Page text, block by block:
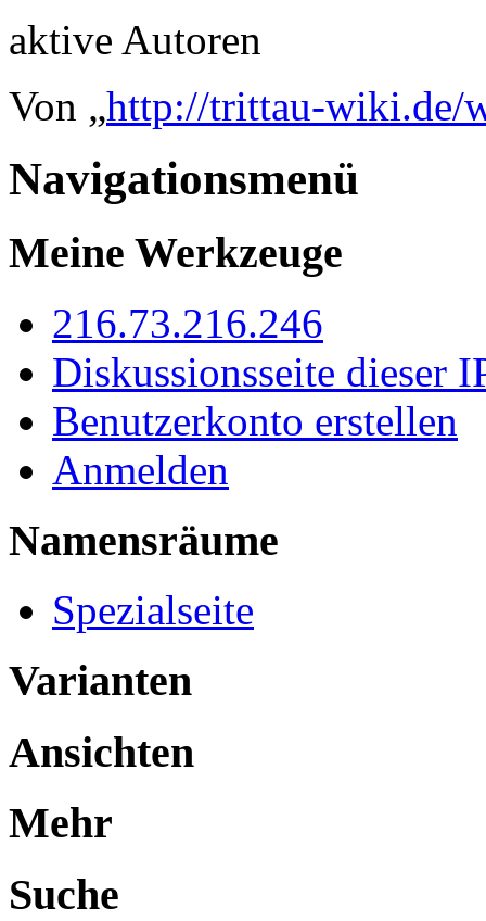
aktive Autoren
Von „http://trittau-wiki.de/
Navigationsmenü
Meine Werkzeuge
216.73.216.246
Diskussionsseite dieser
Benutzerkonto erstellen
Anmelden
Namensräume
Spezialseite
Varianten
Ansichten
Mehr
Suche